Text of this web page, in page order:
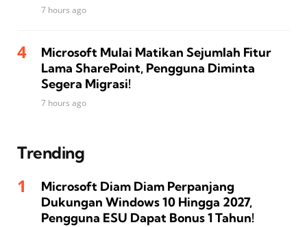
7 hours ago
Microsoft Mulai Matikan Sejumlah Fitur
Lama SharePoint, Pengguna Diminta
Segera Migrasi!
7 hours ago
Trending
Microsoft Diam Diam Perpanjang
Dukungan Windows 10 Hingga 2027,
Pengguna ESU Dapat Bonus 1 Tahun!